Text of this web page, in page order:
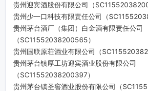
贵州迎宾酒股份有限公司（
贵州少一口科技有限责任公司（
贵州茅台酒厂（集团）白金酒有限责任公司
（SC11552038200565）
贵州国联原荘酒业有限公司（
贵州茅台镇厚工坊迎宾酒业股份有限公司
（SC11552038200397）
贵州茅台镇圣窖酒业股份有限公司（